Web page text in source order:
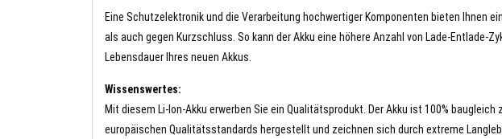
Eine Schutzelektronik und die Verarbeitung hochwertiger Komponenten bieten Ihnen
als auch gegen Kurzschluss. So kann der Akku eine höhere Anzahl von Lade-Entlade-
Lebensdauer Ihres neuen Akkus.
Wissenswertes:
Mit diesem Li-Ion-Akku erwerben Sie ein Qualitätsprodukt. Der Akku ist 100%
europäischen Qualitätsstandards hergestellt und zeichnen sich durch extreme